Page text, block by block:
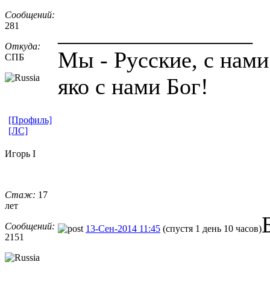
Сообщений:
281
Откуда:
СПБ
Мы - Русские, с нами
яко с нами Бог!
[Профиль]
[ЛС]
Игорь I
Стаж: 17
лет
Сообщений:
2151
13-Сен-2014 11:45 (спустя 1 день 10 часов)